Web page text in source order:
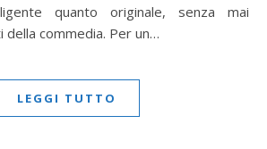
quanto originale, senza mai
della commedia. Per un…
LEGGI TUTTO